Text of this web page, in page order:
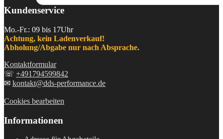
Kundenservice
Mo.-Fr.: 09 bis 17Uhr
Achtung, kein Ladenverkauf!
Abholung/Abgabe nur nach Absprache.
Kontaktformular
☏ +491794599842
✉ kontakt@dds-performance.de
Cookies bearbeiten
Informationen